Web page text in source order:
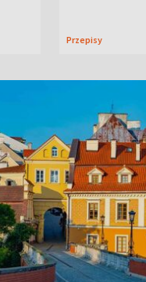
Przepisy